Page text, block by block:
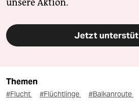
unsere Aktion.
Jetzt
Themen
#Flucht #Flüchtlinge #Balkanroute